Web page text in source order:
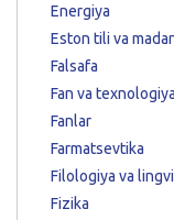
Energiya
Eston tili va
Falsafa
Fan va
Fanlar
Farmatsevtika
Filologiya va
Fizika